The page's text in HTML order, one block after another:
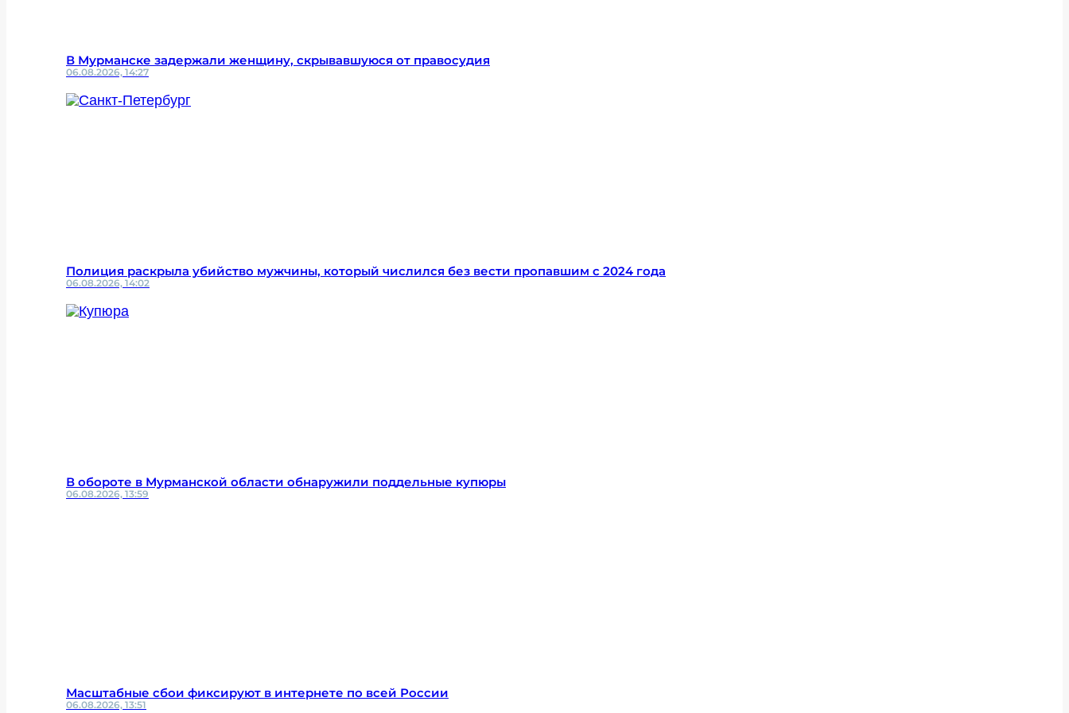
В Мурманске задержали женщину, скрывавшуюся от правосудия
06.08.2026, 14:27
Полиция раскрыла убийство мужчины, который числился без вести пропавшим с 2024 года
06.08.2026, 14:02
В обороте в Мурманской области обнаружили поддельные купюры
06.08.2026, 13:59
Масштабные сбои фиксируют в интернете по всей России
06.08.2026, 13:51